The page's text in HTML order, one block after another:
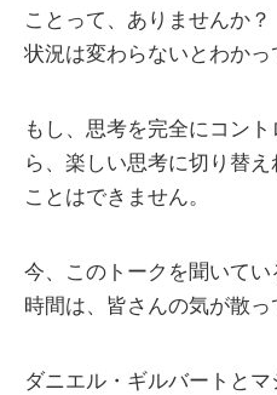
ことって、ありませんか
状況は変わらないとわかっ
もし、思考を完全にコン
ら、楽しい思考に切り替
ことはできません。
今、このトークを聞いて
時間は、皆さんの気が散っ
ダニエル・ギルバートと